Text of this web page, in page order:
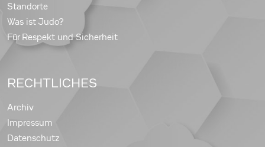
Standorte
Was ist Judo?
Für Respekt und Sicherheit
RECHTLICHES
Archiv
Impressum
Datenschutz